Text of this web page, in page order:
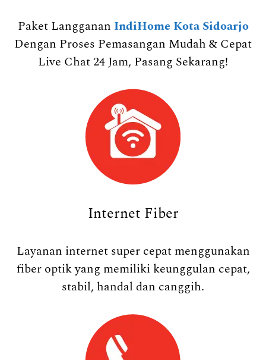
Paket Langganan IndiHome Kota Sidoarjo
Dengan Proses Pemasangan Mudah & Cepat
Live Chat 24 Jam, Pasang Sekarang!
Internet Fiber
Layanan internet super cepat menggunakan
fiber optik yang memiliki keunggulan cepat,
stabil, handal dan canggih.